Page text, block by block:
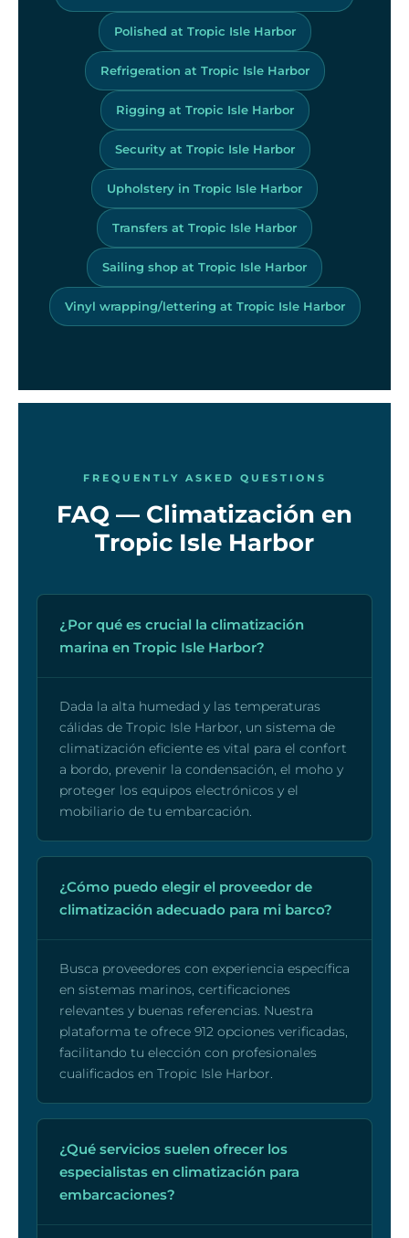
Polished at Tropic Isle Harbor
Refrigeration at Tropic Isle Harbor
Rigging at Tropic Isle Harbor
Security at Tropic Isle Harbor
Upholstery in Tropic Isle Harbor
Transfers at Tropic Isle Harbor
Sailing shop at Tropic Isle Harbor
Vinyl wrapping/lettering at Tropic Isle Harbor
FREQUENTLY ASKED QUESTIONS
FAQ — Climatización en
Tropic Isle Harbor
¿Por qué es crucial la climatización
marina en Tropic Isle Harbor?
Dada la alta humedad y las temperaturas
cálidas de Tropic Isle Harbor, un sistema de
climatización eficiente es vital para el confort
a bordo, prevenir la condensación, el moho y
proteger los equipos electrónicos y el
mobiliario de tu embarcación.
¿Cómo puedo elegir el proveedor de
climatización adecuado para mi barco?
Busca proveedores con experiencia específica
en sistemas marinos, certificaciones
relevantes y buenas referencias. Nuestra
plataforma te ofrece 912 opciones verificadas,
facilitando tu elección con profesionales
cualificados en Tropic Isle Harbor.
¿Qué servicios suelen ofrecer los
especialistas en climatización para
embarcaciones?